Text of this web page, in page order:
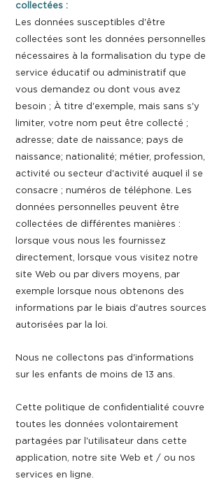
collectées :
Les données susceptibles d'être
collectées sont les données personnelles
nécessaires à la formalisation du type de
service éducatif ou administratif que
vous demandez ou dont vous avez
besoin ; À titre d'exemple, mais sans s'y
limiter, votre nom peut être collecté ;
adresse; date de naissance; pays de
naissance; nationalité; métier, profession,
activité ou secteur d'activité auquel il se
consacre ; numéros de téléphone. Les
données personnelles peuvent être
collectées de différentes manières :
lorsque vous nous les fournissez
directement, lorsque vous visitez notre
site Web ou par divers moyens, par
exemple lorsque nous obtenons des
informations par le biais d'autres sources
autorisées par la loi.
Nous ne collectons pas d'informations
sur les enfants de moins de 13 ans.
Cette politique de confidentialité couvre
toutes les données volontairement
partagées par l'utilisateur dans cette
application, notre site Web et / ou nos
services en ligne.